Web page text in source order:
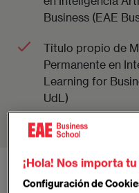
Business (EAE
Título propio de
Permanente en
Learning for
UdL)
Ventajas del
¡Hola! Nos importa
Configuración de